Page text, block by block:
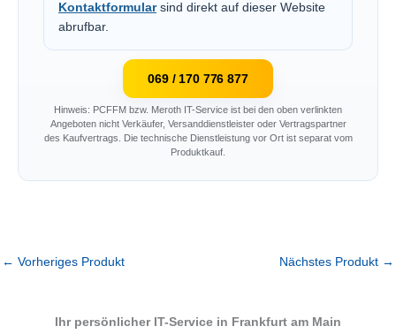
Kontaktformularsind direkt auf dieser Website
abrufbar.
069 / 170 776 877
Hinweis: PCFFM bzw. Meroth IT-Service ist bei den oben verlinkten
Angeboten nicht Verkäufer, Versanddienstleister oder Vertragspartner
des Kaufvertrags. Die technische Dienstleistung vor Ort ist separat vom
Produktkauf.
← Vorheriges Produkt Nächstes Produkt →
Ihr persönlicher IT-Service in Frankfurt am Main